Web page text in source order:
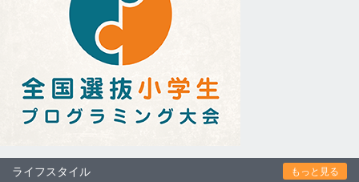
ライフスタイル もっと見る